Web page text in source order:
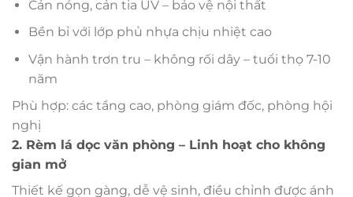
Cản nóng, cản tia UV – bảo vệ nội thất
Bền bỉ với lớp phủ nhựa chịu nhiệt cao
Vận hành trơn tru – không rối dây – tuổi thọ 7-10
năm
Phù hợp: các tầng cao, phòng giám đốc, phòng hội
nghị
2. Rèm lá dọc văn phòng – Linh hoạt cho không
gian mở
Thiết kế gọn gàng, dễ vệ sinh, điều chỉnh được ánh